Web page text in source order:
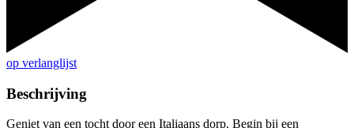
op verlanglijst
Beschrijving
Geniet van een tocht door een Italiaans dorp. Begin bij een